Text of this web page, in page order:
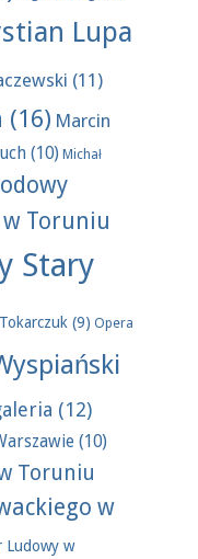
Lupa
(11)
(16) Marcin
(10) Michał
Toruniu
Stary
(9) Opera
(12)
(10)
Toruniu
w
Ludowy w